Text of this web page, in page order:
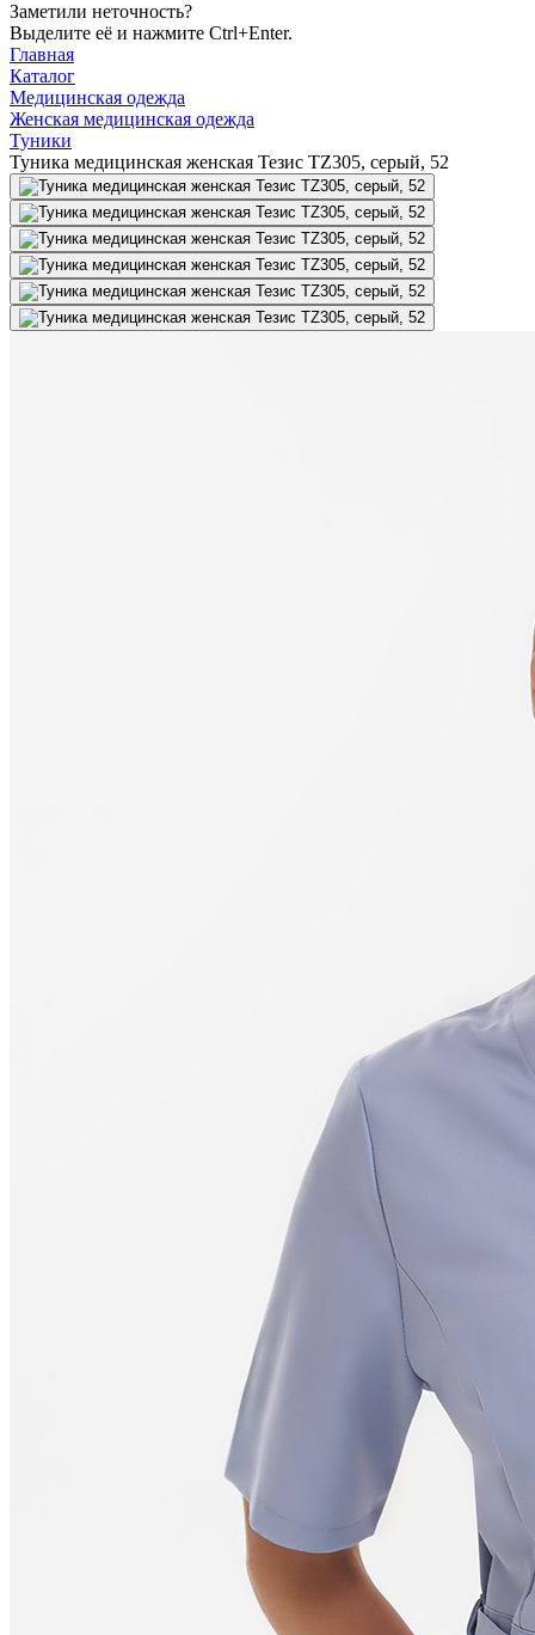
Заметили неточность?
Выделите её и нажмите Ctrl+Enter.
Главная
Каталог
Медицинская одежда
Женская медицинская одежда
Туники
Туника медицинская женская Тезис TZ305, серый, 52